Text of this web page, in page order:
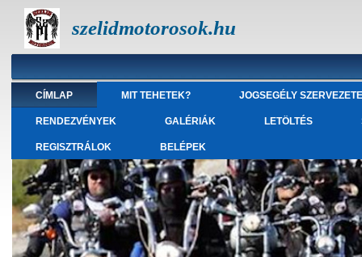
szelidmotorosok.hu
CÍMLAP MIT TEHETEK? JOGSEGÉLY
RENDEZVÉNYEK GALÉRIÁK LETÖLTÉS
REGISZTRÁLOK BELÉPEK